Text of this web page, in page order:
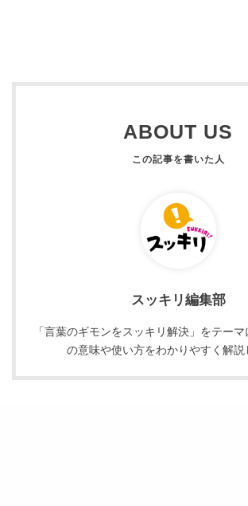
ABOUT US
スッキリ編集部
「言葉のギモンをスッキリ解決」をテー
の意味や使い方をわかりやすく解説